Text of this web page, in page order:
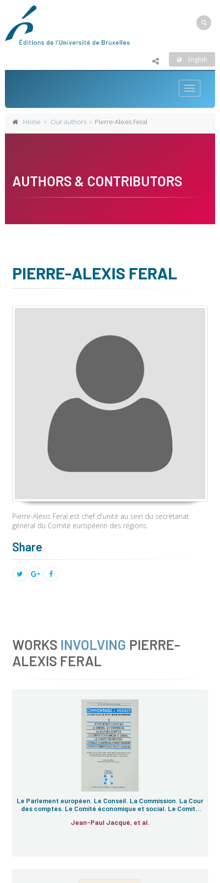
English
Toggle
Home Our authors Pierre-Alexis Feral
AUTHORS & CONTRIBUTORS
PIERRE-ALEXIS FERAL
Pierre-Alexis Feral est chef d'unité au sein du secrétariat
général du Comité européenn des régions.
Share
WORKS INVOLVING PIERRE-
ALEXIS FERAL
Le Parlement européen. Le Conseil. La Commission. La Cour
des comptes. Le Comité économique et social. Le Comité
Fonds européen d'investissement
Jean-Paul Jacqué, et al.